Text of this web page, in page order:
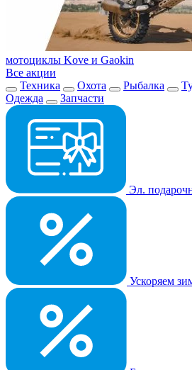
мотоциклы Kove и Gaokin
Все акции
Техника
Охота Рыбалка
Одежда
Запчасти
Эл.
Ускоряем